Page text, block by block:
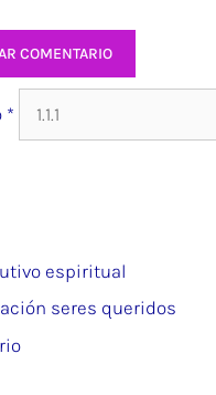
*
espiritual
seres queridos